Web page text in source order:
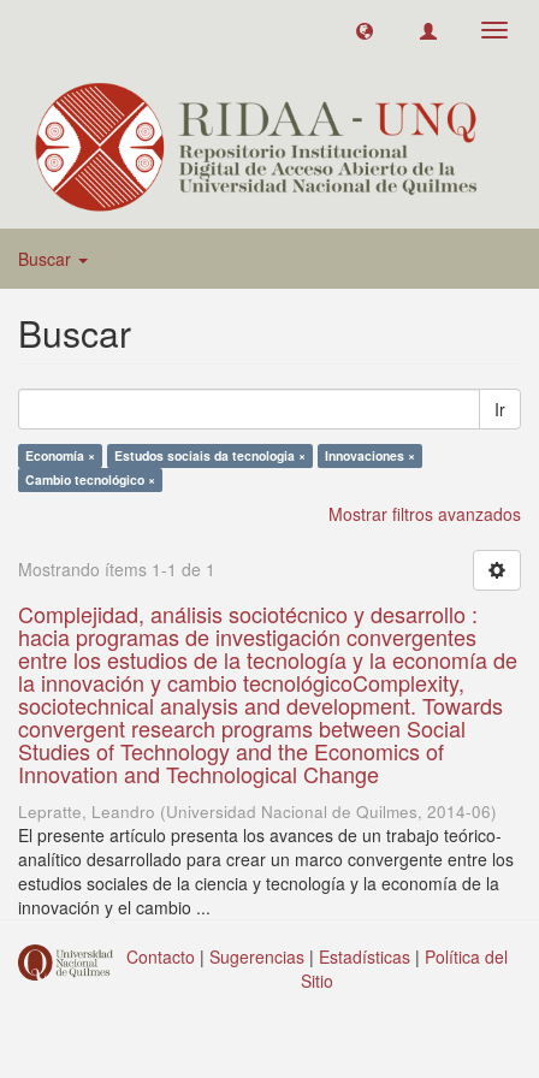
Buscar
Buscar
Ir
Economía × Estudos sociais da tecnologia ×
Innovaciones ×
Cambio tecnológico ×
Mostrar filtros avanzados
Mostrando ítems 1-1 de 1
Complejidad, análisis sociotécnico y desarrollo :
hacia programas de investigación convergentes
entre los estudios de la tecnología y la economía de
la innovación y cambio tecnológicoComplexity,
sociotechnical analysis and development. Towards
convergent research programs between Social
Studies of Technology and the Economics of
Innovation and Technological Change
Lepratte, Leandro (Universidad Nacional de Quilmes, 2014-06)
El presente artículo presenta los avances de un trabajo teórico-
analítico desarrollado para crear un marco convergente entre los
estudios sociales de la ciencia y tecnología y la economía de la
innovación y el cambio ...
Contacto | Sugerencias | Estadísticas | Política del
Sitio